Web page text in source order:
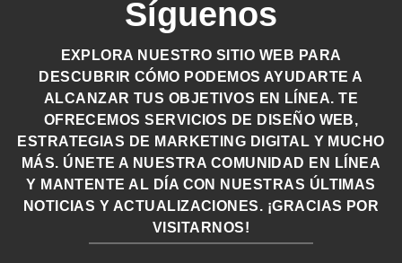
Síguenos
EXPLORA NUESTRO SITIO WEB PARA
DESCUBRIR CÓMO PODEMOS AYUDARTE A
ALCANZAR TUS OBJETIVOS EN LÍNEA. TE
OFRECEMOS SERVICIOS DE DISEÑO WEB,
ESTRATEGIAS DE MARKETING DIGITAL Y MUCHO
MÁS. ÚNETE A NUESTRA COMUNIDAD EN LÍNEA
Y MANTENTE AL DÍA CON NUESTRAS ÚLTIMAS
NOTICIAS Y ACTUALIZACIONES. ¡GRACIAS POR
VISITARNOS!